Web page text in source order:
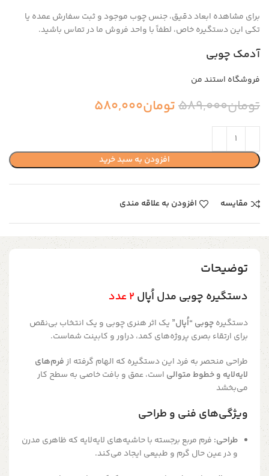
برای مشاهده ابعاد دقیق، جنس چوب موجود و ثبت سفارش عمده یا
تکی این دستگیره خاص، لطفاً با واحد فروش ما در تماس باشید.
آدمک چوبی
فروشگاه استند من
تومان589,000تومان580,000
افزودن به سبد خرید
مقایسه افزودن به علاقه مندی
توضیحات
دستگیره چوبی مدل اُپال 2 عدد
دستگیرهچوبی “اُپال” یک اثر هنری چوبی و یک انتخاب بی‌نقص
برای ارتقاء بصری پروژه‌های کمد، دراور و کابینت شماست.
طراحی منحصر به فرد این دستگیره که الهام گرفته ازفرم‌های
لایه‌لایه و خطوط متوالی است، عمق و بافت خاصی به سطح کار
می‌بخشد
ویژگی‌های فنی و طراحی
طراحی: فرم مربع برجسته با حاشیه‌های لایه‌لایه که ظاهری مدرن
و در عین حال گرم و طبیعی ایجاد می‌کند.